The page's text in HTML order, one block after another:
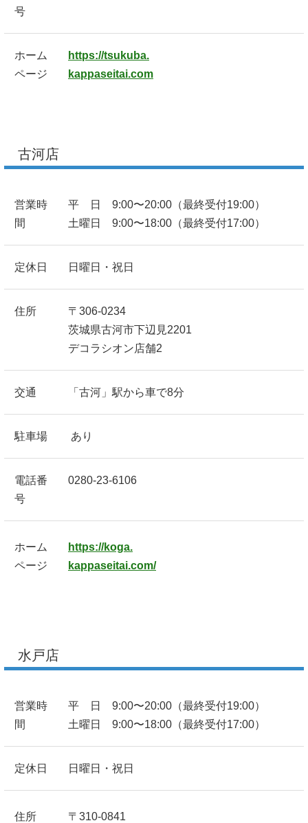
号
ホーム
ページ
https://tsukuba.
kappaseitai.com
古河店
営業時
間
平 日 9:00〜20:00（最終受付19:00）
土曜日 9:00〜18:00（最終受付17:00）
定休日 日曜日・祝日
住所
〒306-0234
茨城県古河市下辺見2201
デコラシオン店舗2
交通 「古河」駅から車で8分
駐車場 あり
電話番
号
0280-23-6106
ホーム
ページ
https://koga.
kappaseitai.com/
水戸店
営業時
間
平 日 9:00〜20:00（最終受付19:00）
土曜日 9:00〜18:00（最終受付17:00）
定休日 日曜日・祝日
住所
〒310-0841